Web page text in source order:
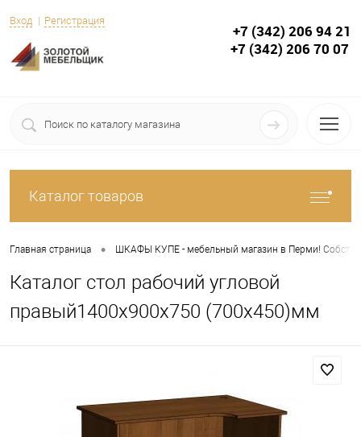
Вход Регистрация
+7 (342) 206 94 21
+7 (342) 206 70 07
Каталог товаров
Главная страница • ШКАФЫ КУПЕ - мебельный магазин в Перми!
Каталог стол рабочий угловой
правый1400х900х750 (700х450)мм